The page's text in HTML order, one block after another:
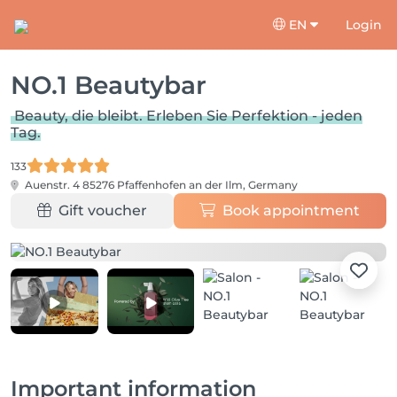
EN Login
NO.1 Beautybar
Beauty, die bleibt. Erleben Sie Perfektion - jeden
Tag.
133
Auenstr. 4 85276 Pfaffenhofen an der Ilm, Germany
Gift voucher Book appointment
Important information